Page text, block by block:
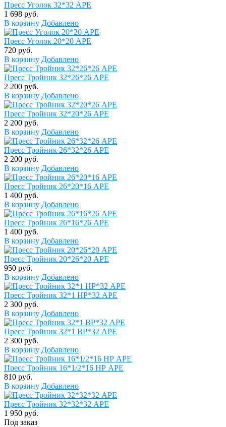
Пресс Уголок 32*32 APE
1 698 руб.
В корзину Добавлено
Пресс Уголок 20*20 APE
720 руб.
В корзину Добавлено
Пресс Тройник 32*26*26 APE
2 200 руб.
В корзину Добавлено
Пресс Тройник 32*20*26 APE
2 200 руб.
В корзину Добавлено
Пресс Тройник 26*32*26 APE
2 200 руб.
В корзину Добавлено
Пресс Тройник 26*20*16 APE
1 400 руб.
В корзину Добавлено
Пресс Тройник 26*16*26 APE
1 400 руб.
В корзину Добавлено
Пресс Тройник 20*26*20 APE
950 руб.
В корзину Добавлено
Пресс Тройник 32*1 НР*32 APE
2 300 руб.
В корзину Добавлено
Пресс Тройник 32*1 ВР*32 APE
2 300 руб.
В корзину Добавлено
Пресс Тройник 16*1/2*16 НР APE
810 руб.
В корзину Добавлено
Пресс Тройник 32*32*32 APE
1 950 руб.
Под заказ